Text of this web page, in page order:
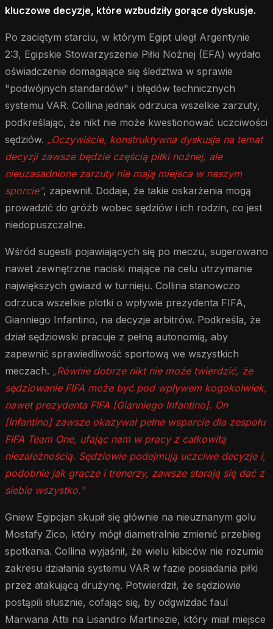
kluczowe decyzje, które wzbudziły gorące dyskusje.
Po zaciętym starciu, w którym Egipt uległ Argentynie
2:3, Egipskie Stowarzyszenie Piłki Nożnej (EFA) wydało
oświadczenie domagające się śledztwa w sprawie
"podwójnych standardów" i błędów technicznych
systemu VAR. Collina jednak odrzuca wszelkie zarzuty,
podkreślając, że nikt nie może kwestionować uczciwości
sędziów. „Oczywiście, konstruktywna dyskusja na temat
decyzji zawsze będzie częścią piłki nożnej, ale
nieuzasadnione zarzuty nie mają miejsca w naszym
sporcie”, zapewnił. Dodaje, że takie oskarżenia mogą
prowadzić do gróźb wobec sędziów i ich rodzin, co jest
niedopuszczalne.
Wśród sugestii pojawiających się po meczu, sugerowano
nawet zewnętrzne naciski mające na celu utrzymanie
największych gwiazd w turnieju. Collina stanowczo
odrzuca wszelkie plotki o wpływie prezydenta FIFA,
Gianniego Infantino, na decyzje arbitrów. Podkreśla, że
dział sędziowski pracuje z pełną autonomią, aby
zapewnić sprawiedliwość sportową we wszystkich
meczach. „Równie dobrze nikt nie może twierdzić, że
sędziowanie FIFA może być pod wpływem kogokolwiek,
nawet prezydenta FIFA [Gianniego Infantino]. On
[Infantino] zawsze okazywał pełne wsparcie dla zespołu
FIFA Team One, ufając nam w pracy z całkowitą
niezależnością. Sędziowie podejmują uczciwe decyzje i,
podobnie jak gracze i trenerzy, zawsze starają się dać z
siebie wszystko.”
Gniew Egipcjan skupił się głównie na nieuznanym golu
Mostafy Zico, który mógł diametralnie zmienić przebieg
spotkania. Collina wyjaśnił, że wielu kibiców nie rozumie
zakresu działania systemu VAR w fazie posiadania piłki
przez atakującą drużynę. Potwierdził, że sędziowie
postąpili słusznie, cofając się, by odgwizdać faul
Marwana Attii na Lisandro Martinezie, który miał miejsce